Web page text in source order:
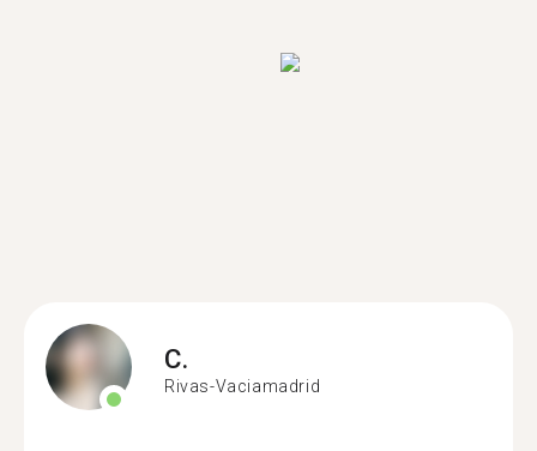
C.
Rivas-Vaciamadrid